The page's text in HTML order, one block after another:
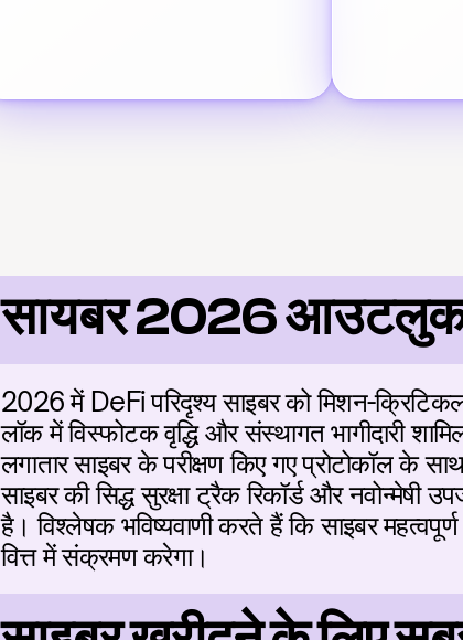
सायबर 2026
2026 में DeFi परिदृश्य साइबर को मिशन-
लॉक में विस्फोटक वृद्धि और संस्थागत भागीदारी
लगातार साइबर के परीक्षण किए गए प्रोटोकॉल के
साइबर की सिद्ध सुरक्षा ट्रैक रिकॉर्ड और
है। विश्लेषक भविष्यवाणी करते हैं कि साइबर
वित्त में संक्रमण करेगा।